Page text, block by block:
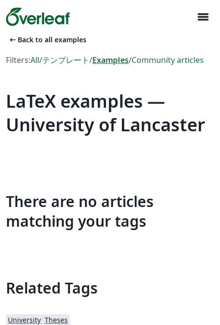
menu
arrow_left_alt Back to all examples
Filters:All/テンプレート/Examples/Community articles
LaTeX examples —
University of Lancaster
There are no articles
matching your tags
Related Tags
University Theses